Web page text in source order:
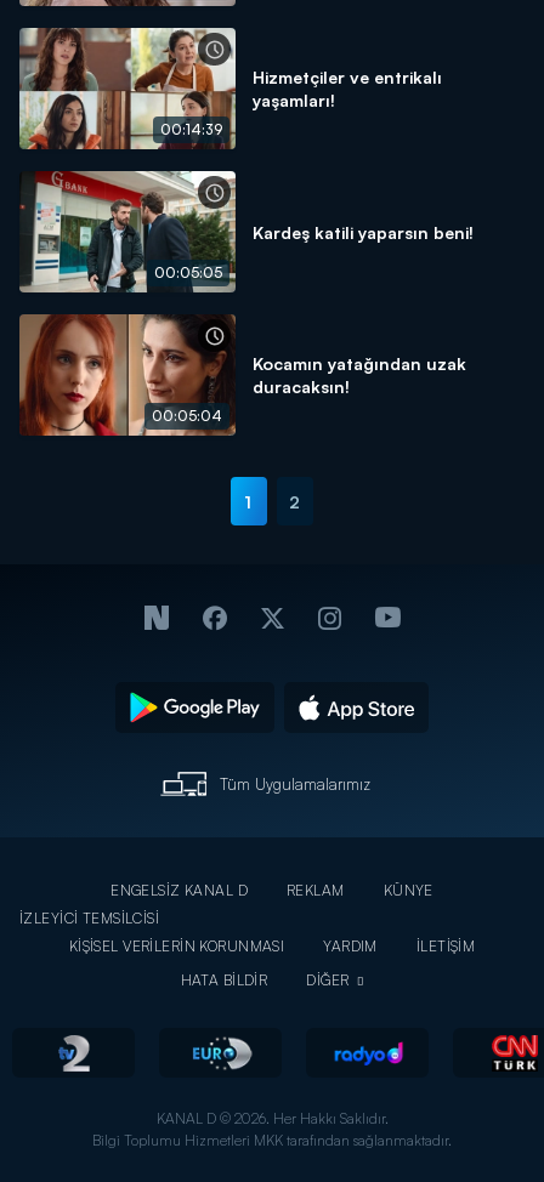
00:14:39
Hizmetçiler ve entrikalı
yaşamları!
00:05:05
Kardeş katili yaparsın beni!
00:05:04
Kocamın yatağından uzak
duracaksın!
1 2
Tüm Uygulamalarımız
ENGELSİZ KANAL D REKLAM
KÜNYE
İZLEYİCİ TEMSİLCİSİ
KİŞİSEL VERİLERİN KORUNMASI
YARDIM
İLETİŞİM
HATA BİLDİR
DİĞER
KANAL D © 2026. Her Hakkı Saklıdır.
Bilgi Toplumu Hizmetleri MKK tarafından sağlanmaktadır.